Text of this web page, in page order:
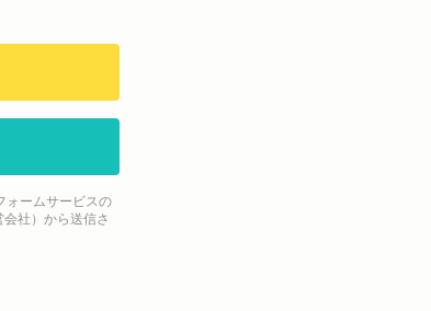
ォームサービスの
社）から送信さ